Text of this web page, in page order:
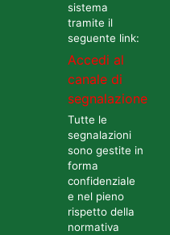
sistema
tramite il
seguente link:
Accedi al
canale di
segnalazione
Tutte le
segnalazioni
sono gestite in
forma
confidenziale
e nel pieno
rispetto della
normativa